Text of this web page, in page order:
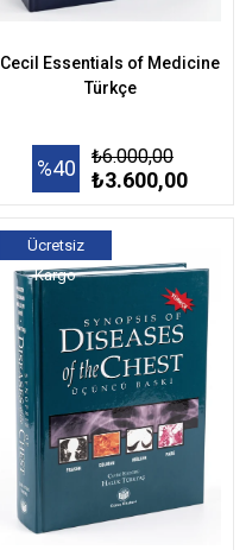
Cecil Essentials of Medicine
Türkçe
%40 ₺6.000,00
₺3.600,00
Ücretsiz
Kargo